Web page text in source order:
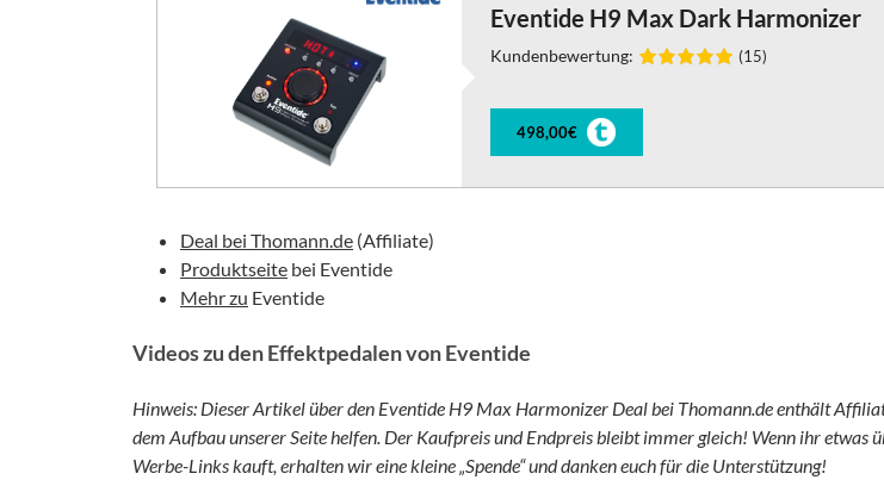
Eventide H9 Max Dark Harmonizer
Kundenbewertung: (15)
498,00€
Deal bei Thomann.de (Affiliate)
Produktseite bei Eventide
Mehr zu Eventide
Videos zu den Effektpedalen von Eventide
Hinweis: Dieser Artikel über den Eventide H9 Max Harmonizer Deal bei Thomann.de enthält
dem Aufbau unserer Seite helfen. Der Kaufpreis und Endpreis bleibt immer gleich! Wenn ihr etwas
Werbe-Links kauft, erhalten wir eine kleine „Spende“ und danken euch für die Unterstützung!